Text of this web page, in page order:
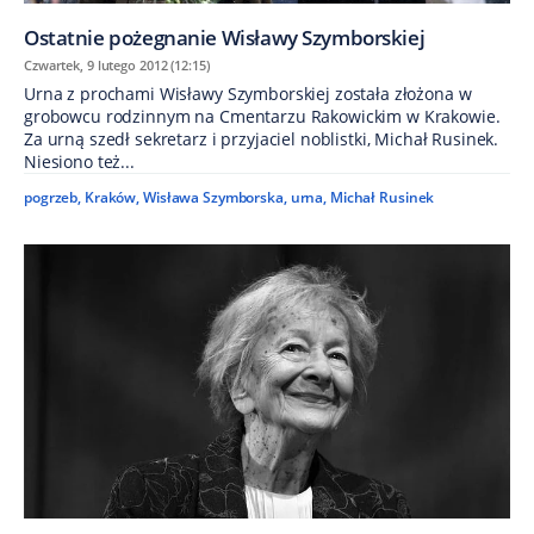
Ostatnie pożegnanie Wisławy Szymborskiej
Czwartek, 9 lutego 2012 (12:15)
Urna z prochami Wisławy Szymborskiej została złożona w
grobowcu rodzinnym na Cmentarzu Rakowickim w Krakowie.
Za urną szedł sekretarz i przyjaciel noblistki, Michał Rusinek.
Niesiono też...
pogrzeb, Kraków,Wisława Szymborska, urna, Michał Rusinek